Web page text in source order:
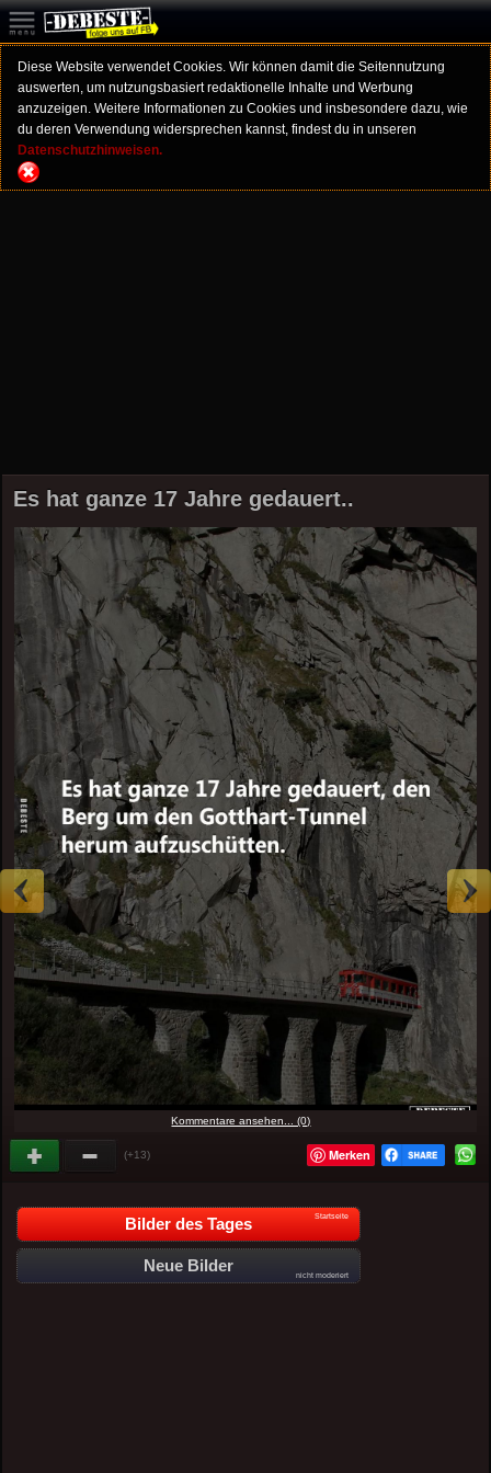
Diese Website verwendet Cookies. Wir können damit die Seitennutzung
auswerten, um nutzungsbasiert redaktionelle Inhalte und Werbung
anzuzeigen. Weitere Informationen zu Cookies und insbesondere dazu, wie
du deren Verwendung widersprechen kannst, findest du in unseren
Datenschutzhinweisen.
Es hat ganze 17 Jahre gedauert..
Kommentare ansehen... (0)
(+13) Merken
Bilder des Tages Startseite
Neue Bilder
nicht moderiert